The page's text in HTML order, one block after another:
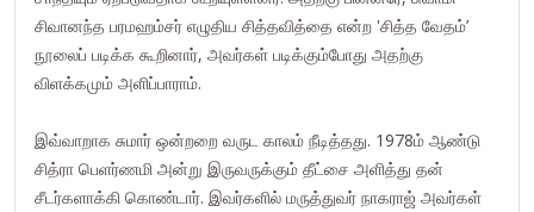
சிவானந்த பரமஹம்சர் எழுதிய சித்தவித்தை என்ற 'சித்த வேதம்’
நூலைப் படிக்க கூறினார், அவர்கள் படிக்கும்போது அதற்கு
விளக்கமும் அளிப்பாராம்.
இவ்வாறாக சுமார் ஒன்றறை வருட காலம் நீடித்தது. 1978ம் ஆண்டு
சித்ரா பெளர்ணமி அன்று இருவருக்கும் தீட்சை அளித்து தன்
சீடர்களாக்கி கொண்டார். இவர்களில் மருத்துவர் நாகராஜ் அவர்கள்